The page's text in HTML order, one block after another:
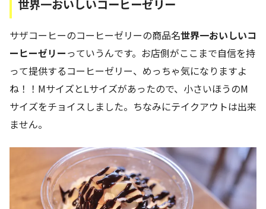
世界一おいしいコーヒーゼリー
サザコーヒーのコーヒーゼリーの商品名世界一おいしいコ
ーヒーゼリーっていうんです。お店側がここまで自信を持
って提供するコーヒーゼリー、めっちゃ気になりますよ
ね！！MサイズとLサイズがあったので、小さいほうのM
サイズをチョイスしました。ちなみにテイクアウトは出来
ません。